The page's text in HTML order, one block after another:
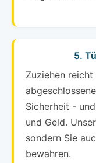
5.
Zuziehen
Sicherheit -
und Geld.
sondern Sie
bewahren.